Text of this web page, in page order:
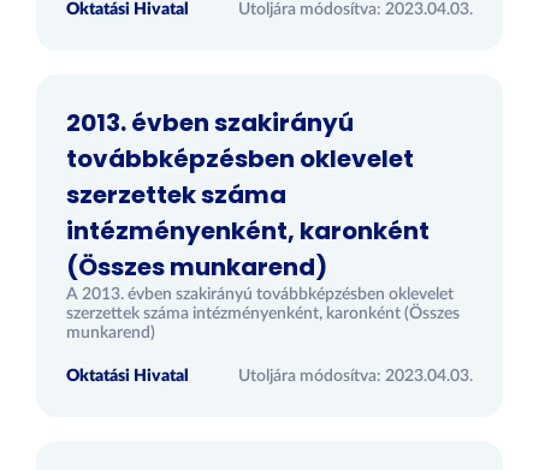
Oktatási Hivatal Utoljára módosítva: 2023.04.03.
2013. évben szakirányú
továbbképzésben oklevelet
szerzettek száma
intézményenként, karonként
(Összes munkarend)
A 2013. évben szakirányú továbbképzésben oklevelet
szerzettek száma intézményenként, karonként (Összes
munkarend)
Oktatási Hivatal Utoljára módosítva: 2023.04.03.